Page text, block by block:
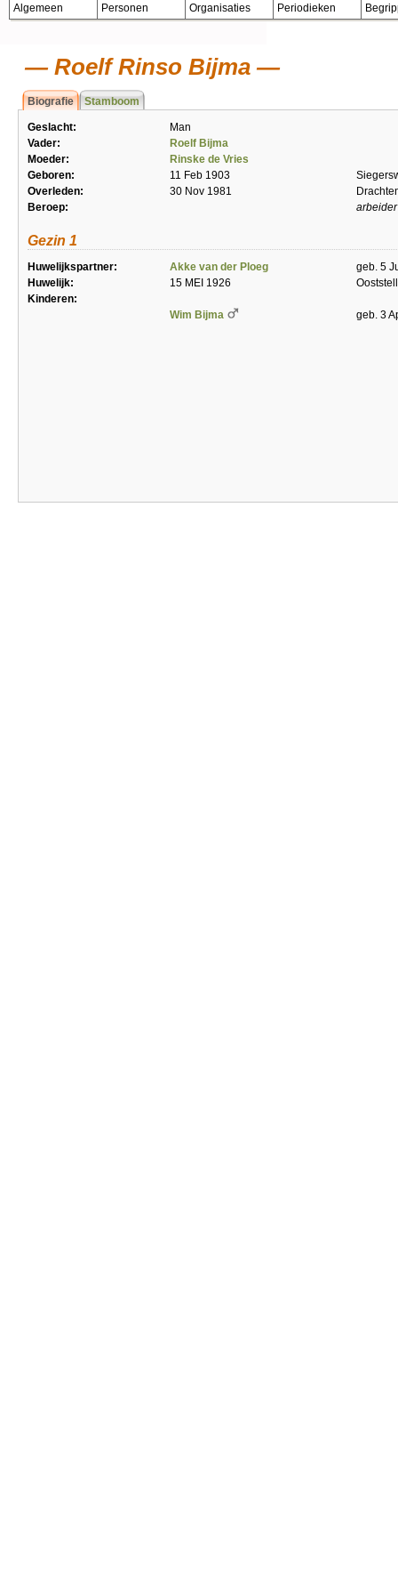
Algemeen Personen Organisaties Periodieken
Roelf Rinso Bijma
Biografie Stamboom
Geslacht:
Man
Vader:
Roelf Bijma
Moeder:
Rinske de Vries
Geboren:
11 Feb 1903
Overleden:
30 Nov 1981
Beroep:
arbeider
Gezin 1
Huwelijkspartner: Akke van der Ploeg
geb. 5
Huwelijk:
15 MEI 1926
Kinderen:
Wim Bijma
geb. 3